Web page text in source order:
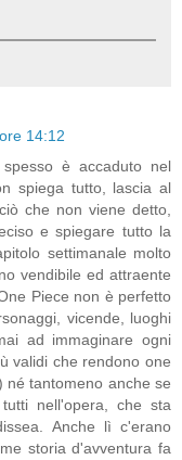
14:12
è accaduto nel
spiega tutto, lascia al
che non viene detto,
e spiegare tutto la
settimanale molto
vendibile ed attraente
Piece non è perfetto
vicende, luoghi
ad immaginare ogni
validi che rendono one
né tantomeno anche se
nell'opera, che sta
Anche lì c'erano
storia d'avventura fa